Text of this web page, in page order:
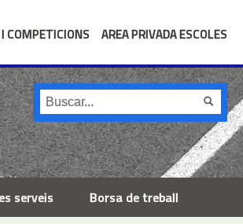
COMPETICIONS AREA PRIVADA ESCOLES
serveis Borsa de treball